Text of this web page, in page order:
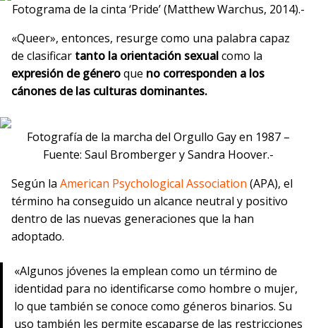
Fotograma de la cinta ‘Pride’ (Matthew Warchus, 2014).-
«Queer», entonces, resurge como una palabra capaz
de clasificar tanto la orientación sexualcomo la
expresión de géneroque no corresponden a los
cánones de las culturas dominantes.
Fotografía de la marcha del Orgullo Gay en 1987 –
Fuente: Saul Bromberger y Sandra Hoover.-
Según la American Psychological Association (APA), el
término ha conseguido un alcance neutral y positivo
dentro de las nuevas generaciones que la han
adoptado.
«Algunos jóvenes la emplean como un término de
identidad para no identificarse como hombre o mujer,
lo que también se conoce como géneros binarios. Su
uso también les permite escaparse de las restricciones